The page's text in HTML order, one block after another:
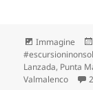
Formato
Immagine
Lanzada, Punta
Valmalenco